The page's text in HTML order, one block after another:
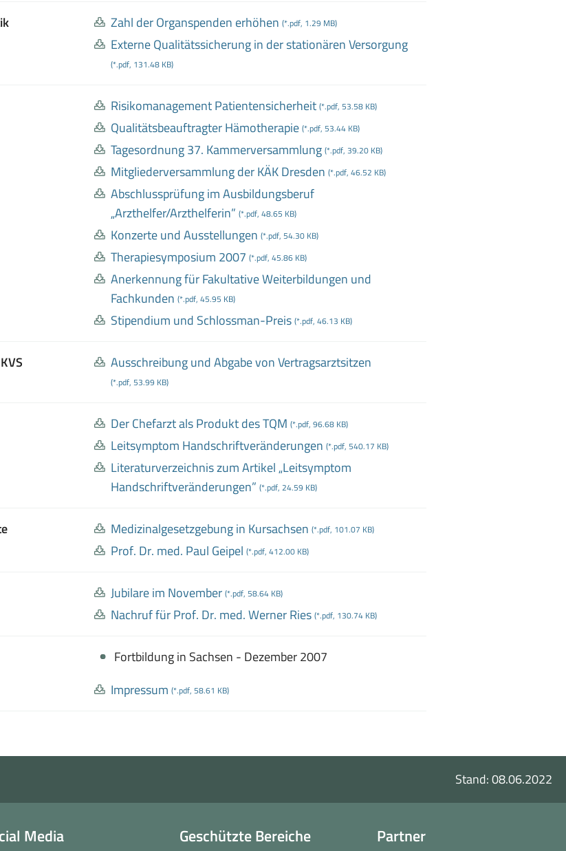
Zahl der Organspenden erhöhen (*.pdf, 1.29 MB)
Externe Qualitätssicherung in der stationären Versorgung
(*.pdf, 131.48 KB)
Risikomanagement Patientensicherheit (*.pdf, 53.58 KB)
Qualitätsbeauftragter Hämotherapie (*.pdf, 53.44 KB)
Tagesordnung 37. Kammerversammlung (*.pdf, 39.20 KB)
Mitgliederversammlung der KÄK Dresden (*.pdf, 46.52 KB)
Abschlussprüfung im Ausbildungsberuf
„Arzthelfer/Arzthelferin” (*.pdf, 48.65 KB)
Konzerte und Ausstellungen (*.pdf, 54.30 KB)
Therapiesymposium 2007 (*.pdf, 45.86 KB)
Anerkennung für Fakultative Weiterbildungen und
Fachkunden (*.pdf, 45.95 KB)
Stipendium und Schlossman-Preis (*.pdf, 46.13 KB)
Ausschreibung und Abgabe von Vertragsarztsitzen
(*.pdf, 53.99 KB)
Der Chefarzt als Produkt des TQM (*.pdf, 96.68 KB)
Leitsymptom Handschriftveränderungen (*.pdf, 540.17 KB)
Literaturverzeichnis zum Artikel „Leitsymptom
Handschriftveränderungen” (*.pdf, 24.59 KB)
Medizinalgesetzgebung in Kursachsen (*.pdf, 101.07 KB)
Prof. Dr. med. Paul Geipel (*.pdf, 412.00 KB)
Jubilare im November (*.pdf, 58.64 KB)
Nachruf für Prof. Dr. med. Werner Ries (*.pdf, 130.74 KB)
Fortbildung in Sachsen - Dezember 2007
Impressum (*.pdf, 58.61 KB)
Stand: 08.06.2022
Media Geschützte Bereiche Partner